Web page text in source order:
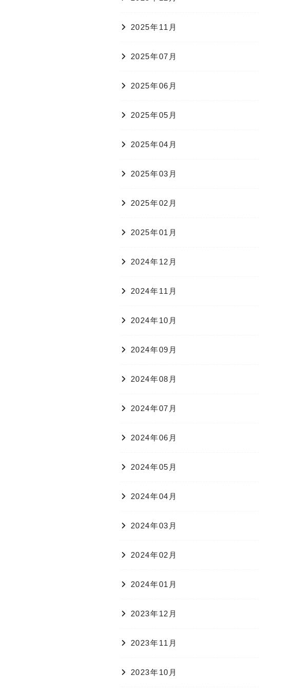
2025年11月
2025年07月
2025年06月
2025年05月
2025年04月
2025年03月
2025年02月
2025年01月
2024年12月
2024年11月
2024年10月
2024年09月
2024年08月
2024年07月
2024年06月
2024年05月
2024年04月
2024年03月
2024年02月
2024年01月
2023年12月
2023年11月
2023年10月